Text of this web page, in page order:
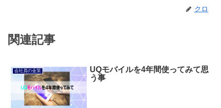
クロ
関連記事
会社員の金策
UQモバイルを4年間使ってみて思
う事